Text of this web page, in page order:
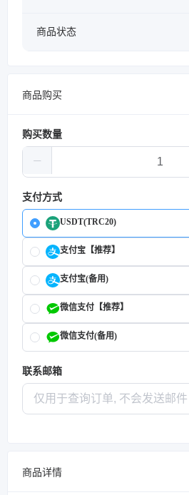
商品状态
商品购买
购买数量
支付方式
USDT(TRC20)
支付宝【推荐】
支付宝(备用)
微信支付【推荐】
微信支付(备用)
联系邮箱
商品详情